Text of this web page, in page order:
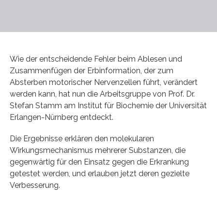
Wie der entscheidende Fehler beim Ablesen und
Zusammenfügen der Erbinformation, der zum
Absterben motorischer Nervenzellen führt, verändert
werden kann, hat nun die Arbeitsgruppe von Prof. Dr.
Stefan Stamm am Institut für Biochemie der Universität
Erlangen-Nürnberg entdeckt.
Die Ergebnisse erklären den molekularen
Wirkungsmechanismus mehrerer Substanzen, die
gegenwärtig für den Einsatz gegen die Erkrankung
getestet werden, und erlauben jetzt deren gezielte
Verbesserung.